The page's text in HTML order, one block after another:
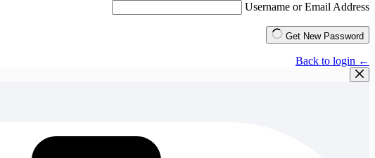
Username or Email Address
Get New Password
← Back to login